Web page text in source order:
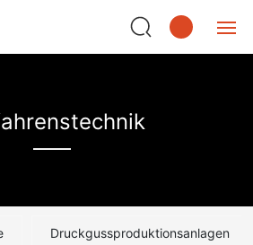
Español
Druckgussproduktionsanlagen